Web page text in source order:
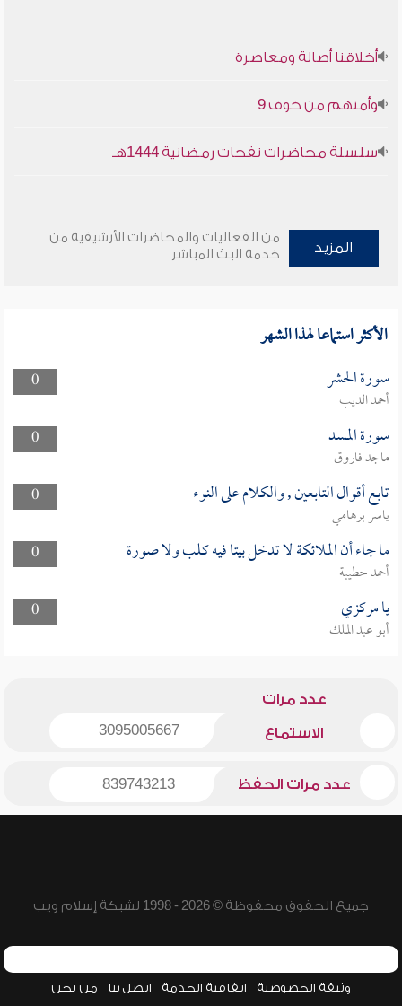
أخلاقنا أصالة ومعاصرة
وأمنهم من خوف 9
سلسلة محاضرات نفحات رمضانية 1444هـ
المزيد
من الفعاليات والمحاضرات الأرشيفية من
خدمة البث المباشر
الأكثر استماعا لهذا الشهر
0 سورة الحشر
أحمد الديب
0
سورة المسد
ماجد فاروق
0
تابع أقوال التابعين , والكلام على النوء
ياسر برهامي
0
ما جاء أن الملائكة لا تدخل بيتا فيه كلب ولا صورة
أحمد حطيبة
0
يا مركزي
أبو عبد الملك
عدد مرات
الاستماع 3095005667
عدد مرات الحفظ 839743213
جميع الحقوق محفوظة © 2026 - 1998 لشبكة إسلام ويب
وثيقة الخصوصية اتفاقية الخدمة اتصل بنا من نحن